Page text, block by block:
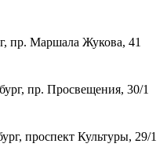
пр. Маршала Жукова, 41
пр. Просвещения, 30/1
проспект Культуры, 29/1